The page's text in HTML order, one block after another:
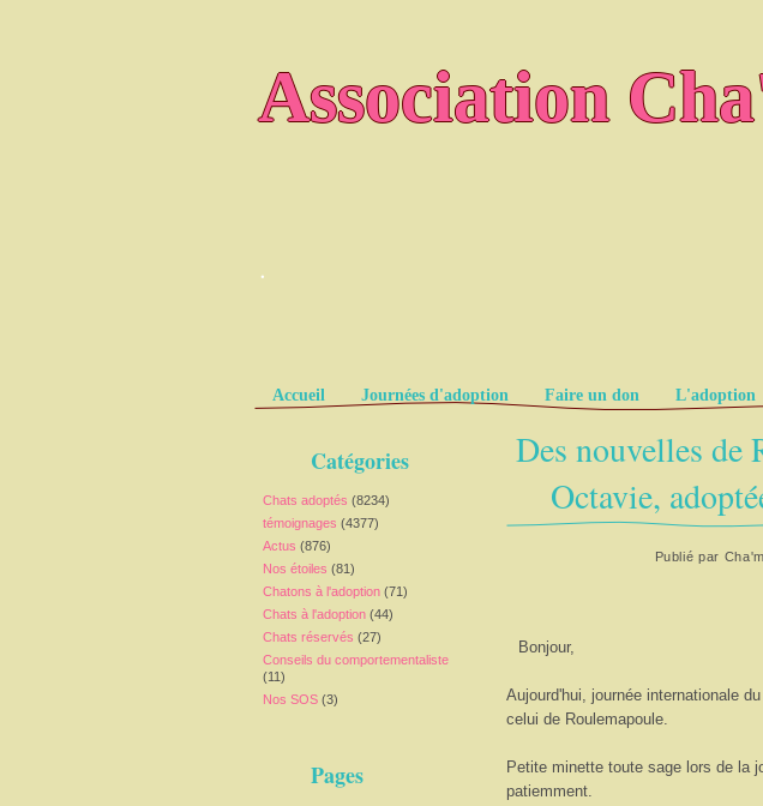
Association
.
Pages
Accueil Journées d'adoption Faire un don L'adoption
Catégories
Chats adoptés (8234)
témoignages (4377)
Actus (876)
Nos étoiles (81)
Chatons à l'adoption (71)
Chats à l'adoption (44)
Chats réservés (27)
Conseils du comportementaliste
(11)
Nos SOS (3)
Pages
Des nouvelles de
Octavie,
Publié par
Bonjour,
Aujourd'hui, journée internationale
celui de Roulemapoule.
Petite minette toute sage lors de la
patiemment.